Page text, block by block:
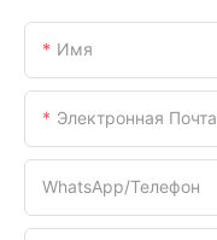
Имя
Электронная Почта
WhatsApp/телефон